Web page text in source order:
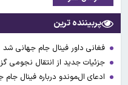
پربیننده ترین
فغانی داور فینال جام جهانی شد
جزئیات جدید از انتقال نجومی
ادعای ال‌‍موندو درباره فینال جام جهانی ۲۰۲۶؛ خبری از